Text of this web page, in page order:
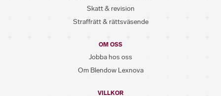
Skatt & revision
Straffrätt & rättsväsende
OM OSS
Jobba hos oss
Om Blendow Lexnova
VILLKOR